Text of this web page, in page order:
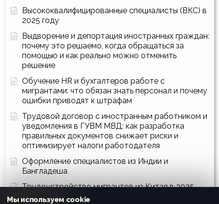
Высококвалифицированные специалисты (ВКС) в
2025 году
Выдворение и депортация иностранных граждан:
почему это решаемо, когда обращаться за
помощью и как реально можно отменить
решение
Обучение HR и бухгалтеров работе с
мигрантами: что обязан знать персонал и почему
ошибки приводят к штрафам
Трудовой договор с иностранным работником и
уведомления в ГУВМ МВД: как разработка
правильных документов снижает риски и
оптимизирует налоги работодателя
Оформление специалистов из Индии и
Бангладеша
Трудоустройство мигрантов из Китая в 2025
году: новый регламент, реальные сроки и как
Мы используем cookie